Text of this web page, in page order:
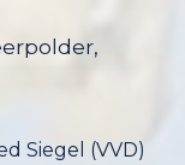
Siegel (VVD)